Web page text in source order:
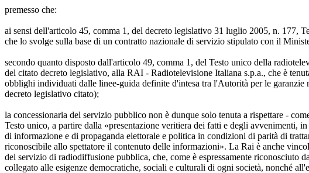
premesso che:
ai sensi dell'articolo 45, comma 1, del decreto legislativo 31 luglio 2005, n. 177,
che lo svolge sulla base di un contratto nazionale di servizio stipulato con il
secondo quanto disposto dall'articolo 49, comma 1, del Testo unico della
del citato decreto legislativo, alla RAI - Radiotelevisione Italiana s.p.a., che è
obblighi individuati dalle linee-guida definite d'intesa tra l'Autorità per le
decreto legislativo citato);
la concessionaria del servizio pubblico non è dunque solo tenuta a rispettare -
Testo unico, a partire dalla «presentazione veritiera dei fatti e degli avvenimenti,
di informazione e di propaganda elettorale e politica in condizioni di parità di
riconoscibile allo spettatore il contenuto delle informazioni». La Rai è anche
del servizio di radiodiffusione pubblica, che, come è espressamente riconosciuto
collegato alle esigenze democratiche, sociali e culturali di ogni società, nonché